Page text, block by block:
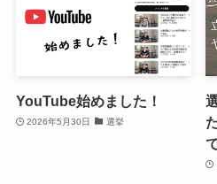
YouTube始めました！
2026年5月30日 選挙